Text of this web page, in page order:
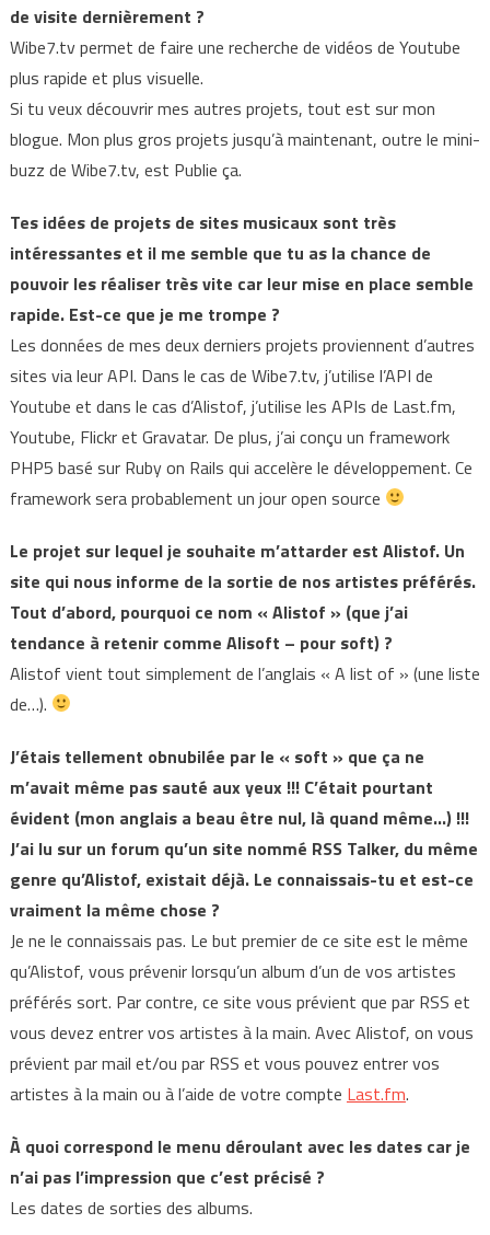
de visite dernièrement ?
Wibe7.tv permet de faire une recherche de vidéos de Youtube
plus rapide et plus visuelle.
Si tu veux découvrir mes autres projets, tout est sur mon
blogue. Mon plus gros projets jusqu’à maintenant, outre le mini-
buzz de Wibe7.tv, est Publie ça.
Tes idées de projets de sites musicaux sont très
intéressantes et il me semble que tu as la chance de
pouvoir les réaliser très vite car leur mise en place semble
rapide. Est-ce que je me trompe ?
Les données de mes deux derniers projets proviennent d’autres
sites via leur API. Dans le cas de Wibe7.tv, j’utilise l’API de
Youtube et dans le cas d’Alistof, j’utilise les APIs de Last.fm,
Youtube, Flickr et Gravatar. De plus, j’ai conçu un framework
PHP5 basé sur Ruby on Rails qui accelère le développement. Ce
framework sera probablement un jour open source
Le projet sur lequel je souhaite m’attarder est Alistof. Un
site qui nous informe de la sortie de nos artistes préférés.
Tout d’abord, pourquoi ce nom « Alistof » (que j’ai
tendance à retenir comme Alisoft – pour soft) ?
Alistof vient tout simplement de l’anglais « A list of » (une liste
de…).
J’étais tellement obnubilée par le « soft » que ça ne
m’avait même pas sauté aux yeux !!! C’était pourtant
évident (mon anglais a beau être nul, là quand même…) !!!
J’ai lu sur un forum qu’un site nommé RSS Talker, du même
genre qu’Alistof, existait déjà. Le connaissais-tu et est-ce
vraiment la même chose ?
Je ne le connaissais pas. Le but premier de ce site est le même
qu’Alistof, vous prévenir lorsqu’un album d’un de vos artistes
préférés sort. Par contre, ce site vous prévient que par RSS et
vous devez entrer vos artistes à la main. Avec Alistof, on vous
prévient par mail et/ou par RSS et vous pouvez entrer vos
artistes à la main ou à l’aide de votre compte Last.fm.
À quoi correspond le menu déroulant avec les dates car je
n’ai pas l’impression que c’est précisé ?
Les dates de sorties des albums.